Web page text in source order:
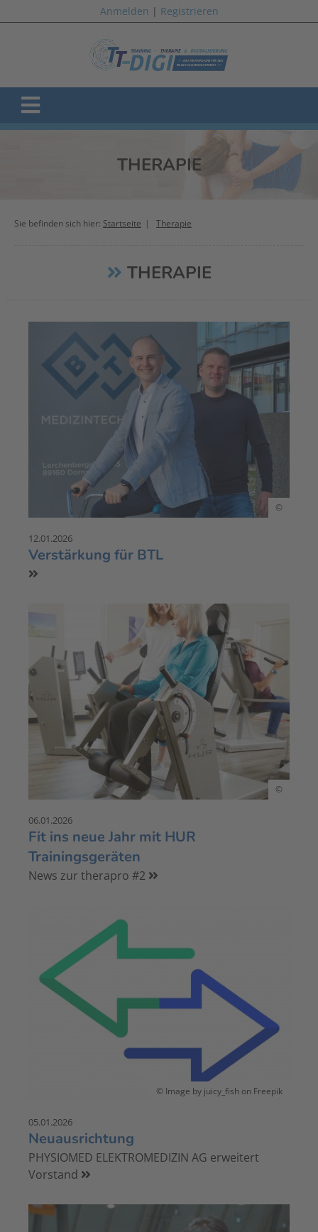
Anmelden | Registrieren
THERAPIE
Sie befinden sich hier: Startseite Therapie
THERAPIE
©
12.01.2026
Verstärkung für BTL
©
06.01.2026
Fit ins neue Jahr mit HUR
Trainingsgeräten
News zur therapro #2
© Image by juicy_fish on Freepik
05.01.2026
Neuausrichtung
PHYSIOMED ELEKTROMEDIZIN AG erweitert
Vorstand